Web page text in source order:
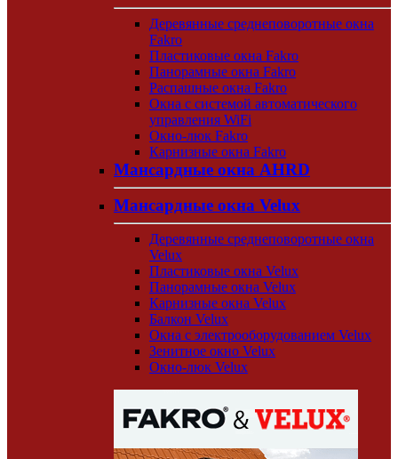
Деревянные среднеповоротные окна
Fakro
Пластиковые окна Fakro
Панорамные окна Fakro
Распашные окна Fakro
Окна с системой автоматического
управления WiFi
Окно-люк Fakro
Карнизные окна Fakro
Мансардные окна AHRD
Мансардные окна Velux
Деревянные среднеповоротные окна
Velux
Пластиковые окна Velux
Панорамные окна Velux
Карнизные окна Velux
Балкон Velux
Окна с электрооборудованием Velux
Зенитное окно Velux
Окно-люк Velux